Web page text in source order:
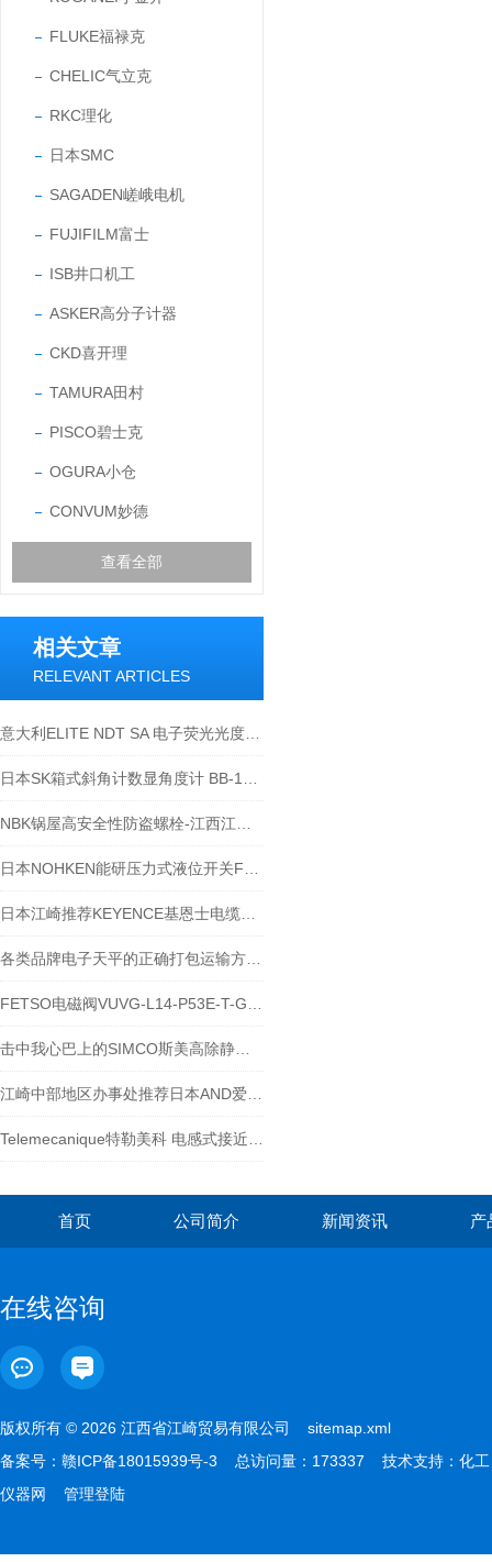
FLUKE福禄克
CHELIC气立克
RKC理化
日本SMC
SAGADEN嵯峨电机
FUJIFILM富士
ISB井口机工
ASKER高分子计器
CKD喜开理
TAMURA田村
PISCO碧士克
OGURA小仓
CONVUM妙德
查看全部
相关文章
RELEVANT ARTICLES
首页 公司简介 新闻资讯 产
在线咨询
版权所有 © 2026 江西省江崎贸易有限公司 sitemap.xml
备案号： 赣ICP备18015939号-3 总访问量：173337 技术支持： 化工
仪器网
管理登陆